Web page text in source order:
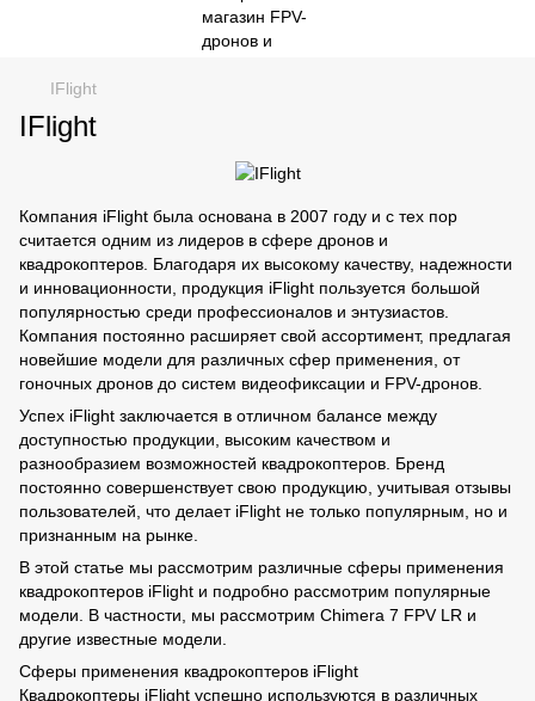
IFlight
IFlight
Компания iFlight была основана в 2007 году и с тех пор
считается одним из лидеров в сфере дронов и
квадрокоптеров. Благодаря их высокому качеству, надежности
и инновационности, продукция iFlight пользуется большой
популярностью среди профессионалов и энтузиастов.
Компания постоянно расширяет свой ассортимент, предлагая
новейшие модели для различных сфер применения, от
гоночных дронов до систем видеофиксации и FPV-дронов.
Успех iFlight заключается в отличном балансе между
доступностью продукции, высоким качеством и
разнообразием возможностей квадрокоптеров. Бренд
постоянно совершенствует свою продукцию, учитывая отзывы
пользователей, что делает iFlight не только популярным, но и
признанным на рынке.
В этой статье мы рассмотрим различные сферы применения
квадрокоптеров iFlight и подробно рассмотрим популярные
модели. В частности, мы рассмотрим Chimera 7 FPV LR и
другие известные модели.
Сферы применения квадрокоптеров iFlight
Квадрокоптеры iFlight успешно используются в различных